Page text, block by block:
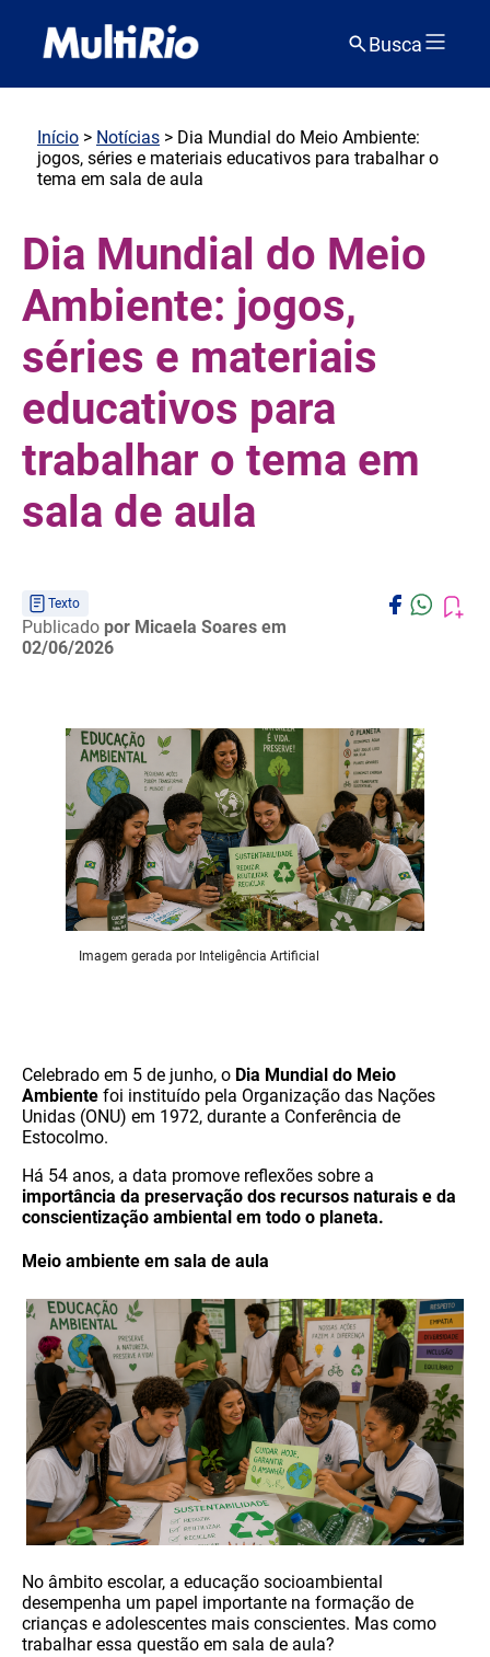
Busca
Início > Notícias > Dia Mundial do Meio Ambiente:
jogos, séries e materiais educativos para trabalhar o
tema em sala de aula
Dia Mundial do Meio
Ambiente: jogos,
séries e materiais
educativos para
trabalhar o tema em
sala de aula
Texto
Publicado por Micaela Soares em
02/06/2026
Imagem gerada por Inteligência Artificial
Celebrado em 5 de junho, o Dia Mundial do Meio
Ambiente foi instituído pela Organização das Nações
Unidas (ONU) em 1972, durante a Conferência de
Estocolmo.
Há 54 anos, a data promove reflexões sobre a
importância da preservação dos recursos naturais e da
conscientização ambiental em todo o planeta.
Meio ambiente em sala de aula
No âmbito escolar, a educação socioambiental
desempenha um papel importante na formação de
crianças e adolescentes mais conscientes. Mas como
trabalhar essa questão em sala de aula?